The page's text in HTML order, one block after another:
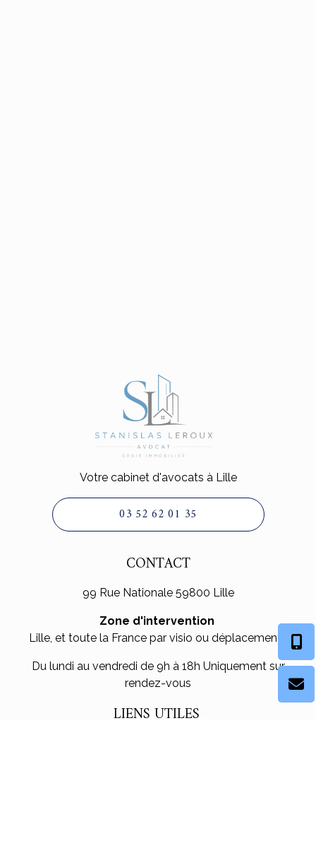
Votre cabinet d'avocats à Lille
03 52 62 01 35
CONTACT
99 Rue Nationale 59800 Lille
Zone d'intervention
Lille, et toute la France par visio ou déplacements
Du lundi au vendredi de 9h à 18h Uniquement sur
rendez-vous
LIENS UTILES